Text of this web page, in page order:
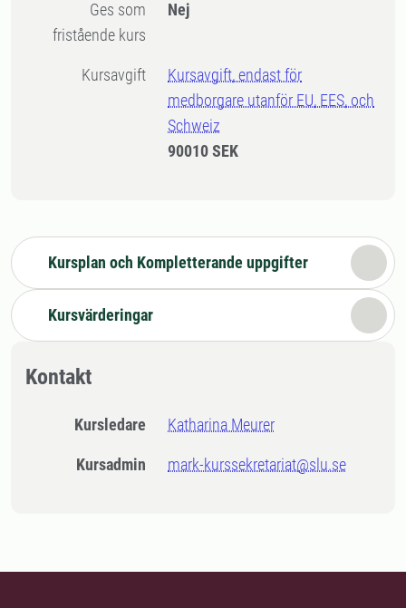
Ges som
fristående kurs
Nej
Kursavgift
Kursavgift, endast för
medborgare utanför EU, EES, och
Schweiz
90010 SEK
Kursplan och Kompletterande uppgifter
Kursvärderingar
Kontakt
Kursledare Katharina Meurer
Kursadmin mark-kurssekretariat@slu.se